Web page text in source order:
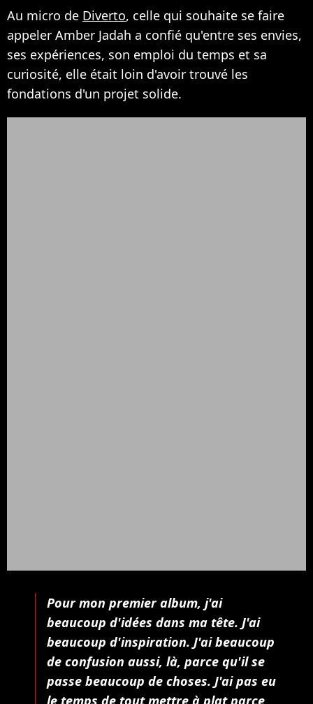
Au micro de Diverto, celle qui souhaite se faire
appeler Amber Jadah a confié qu'entre ses envies,
ses expériences, son emploi du temps et sa
curiosité, elle était loin d'avoir trouvé les
fondations d'un projet solide.
Pour mon premier album, j'ai
beaucoup d'idées dans ma tête. J'ai
beaucoup d'inspiration. J'ai beaucoup
de confusion aussi, là, parce qu'il se
passe beaucoup de choses. J'ai pas eu
le temps de tout mettre à plat parce